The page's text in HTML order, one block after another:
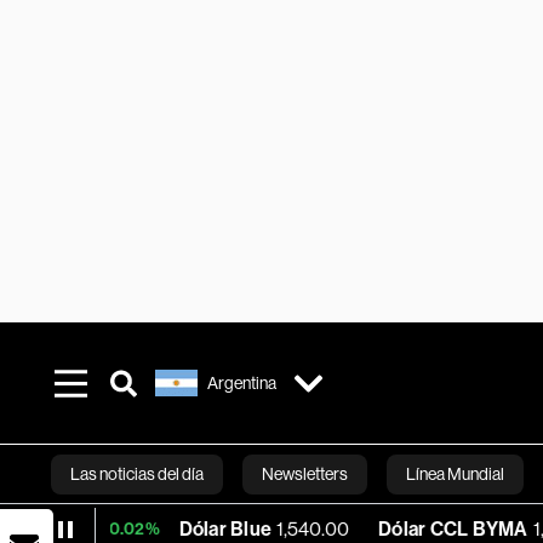
Argentina
Las noticias del día Newsletters Línea Mundial
Bloomberg
Dólar Blue 1,540.00 Dólar CCL BYMA 1,575.06